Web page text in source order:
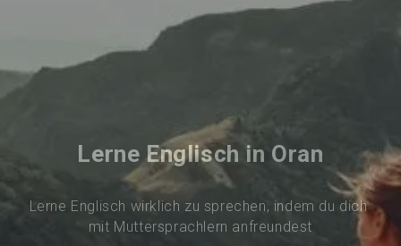
Lerne Englisch in Oran
Lerne Englisch wirklich zu sprechen, indem du dich
mit Muttersprachlern anfreundest